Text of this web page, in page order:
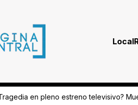
Local
televisivo? Muere periodista